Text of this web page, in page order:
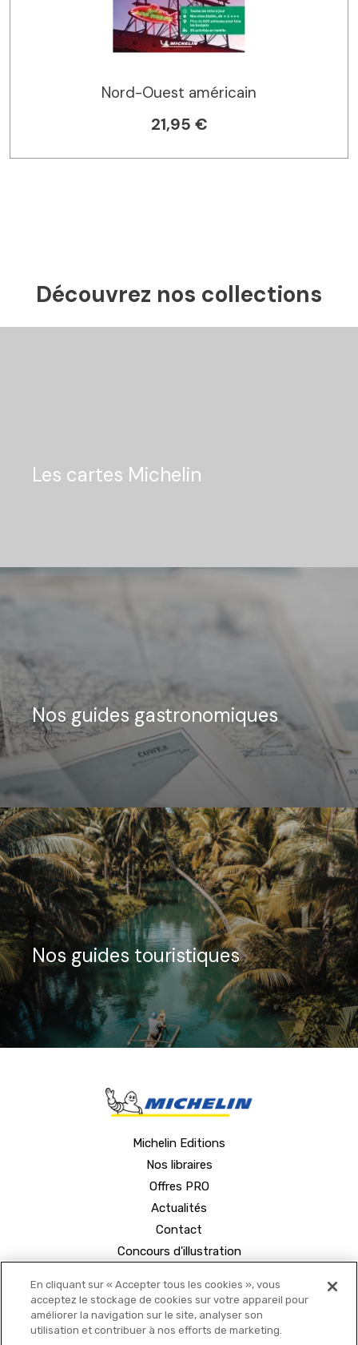
Nord-Ouest américain
21,95 €
Découvrez nos collections
Les cartes Michelin
Nos guides gastronomiques
Nos guides touristiques
Michelin Editions
Nos libraires
Offres PRO
Actualités
Contact
Concours d'illustration
En cliquant sur « Accepter tous les cookies », vous
acceptez le stockage de cookies sur votre appareil pour
améliorer la navigation sur le site, analyser son
utilisation et contribuer à nos efforts de marketing.